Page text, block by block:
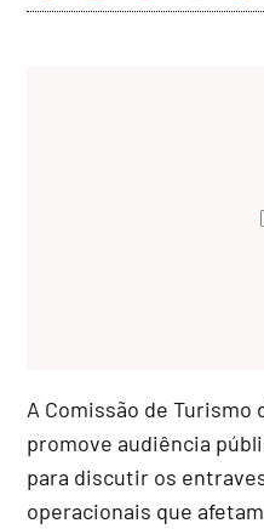
A Comissão de Turismo
promove audiência
para discutir os
operacionais que